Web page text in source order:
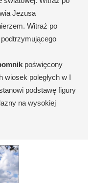
Jezusa
Witraż po
poświęcony
poległych w I
podstawę figury
na wysokiej